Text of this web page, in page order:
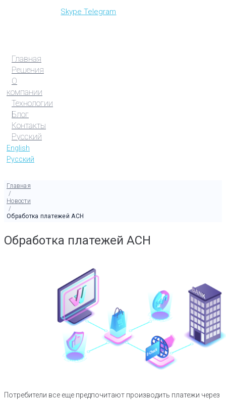
Skype Telegram
Главная
Решения
О
компании
Технологии
Блог
Контакты
Русский
English
Русский
Главная
/
Новости
/
Обработка платежей ACH
Обработка платежей ACH
Потребители все еще предпочитают производить платежи через